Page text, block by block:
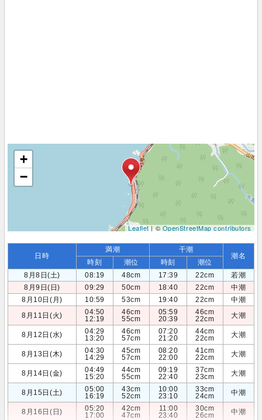
+
−
Leaflet| ©OpenStreetMap contributors
日時
満潮 干潮
潮名
時刻 潮位 時刻
潮位
8月8日(土)
08:19 48cm 17:39 22cm
若潮
8月9日(日)
09:29 50cm 18:40 22cm
中潮
8月10日(月)
10:59 53cm 19:40 22cm
中潮
8月11日(火)
04:50
12:19
46cm
55cm
05:59
20:39
46cm
22cm
大潮
8月12日(水)
04:29
13:20
46cm
57cm
07:20
21:20
44cm
22cm
大潮
8月13日(木)
04:30
14:29
45cm
57cm
08:20
22:00
41cm
22cm
大潮
8月14日(金)
04:49
15:20
44cm
55cm
09:19
22:40
37cm
23cm
大潮
8月15日(土)
05:00
16:19
43cm
52cm
10:00
23:10
33cm
24cm
中潮
8月16日(日)
05:20
17:00
42cm
47cm
11:00
23:40
30cm
26cm
中潮